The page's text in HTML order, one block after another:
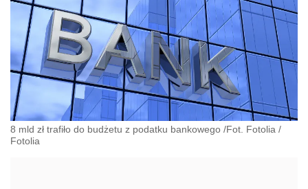
8 mld zł trafiło do budżetu z podatku bankowego /Fot. Fotolia /
Fotolia